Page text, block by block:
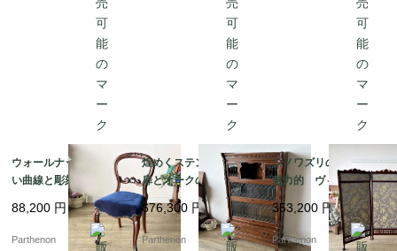
ウォールナットの美し
い曲線と彫刻が目を惹
く、空間を優雅に彩る
気品あるバルーンチェ
ア【c237-1】
88,200 円
Parthenon
煌めくステンドグラス
扉とオークの味わいが
魅力のスタッキングブ
ックケース【k184】
676,300 円
Parthenon
シノワズリの風合いが
魅力的 ヴィクトリア
期のマホガニースクリ
ーン【fo110】
353,200 円
Parthenon